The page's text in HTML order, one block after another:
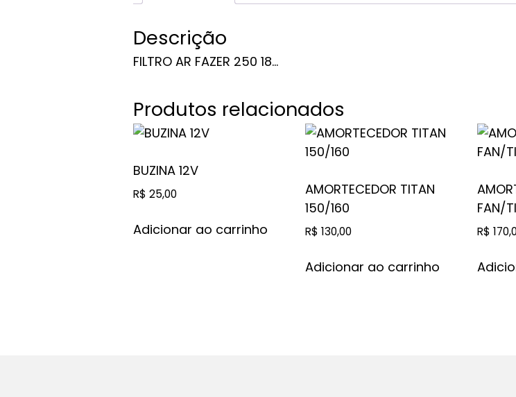
Descrição
FILTRO AR FAZER 250 18…
Produtos relacionados
BUZINA 12V
R$ 25,00
Adicionar ao carrinho
AMORTECEDOR TITAN
150/160
R$ 130,00
Adicionar ao carrinho
FAN/
R$